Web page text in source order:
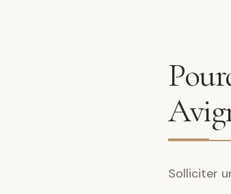
Solliciter